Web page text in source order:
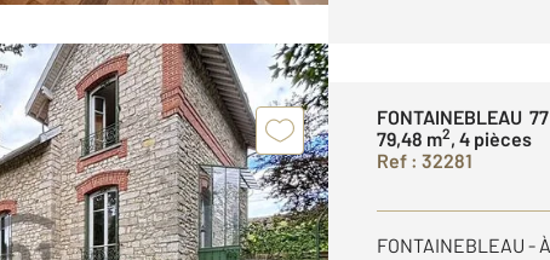
FONTAINEBLEAU 77
79,48 m2, 4 pièces
Ref : 32281
FONTAINEBLEAU -